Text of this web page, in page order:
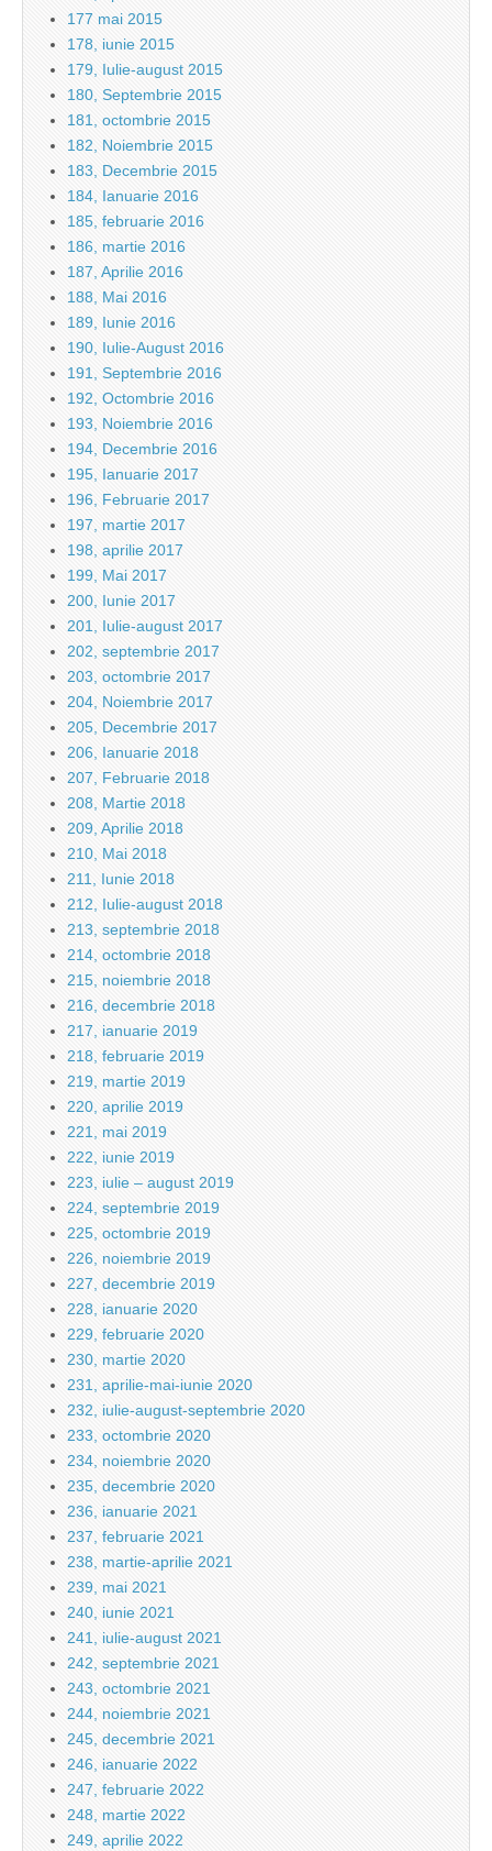
177 mai 2015
178, iunie 2015
179, Iulie-august 2015
180, Septembrie 2015
181, octombrie 2015
182, Noiembrie 2015
183, Decembrie 2015
184, Ianuarie 2016
185, februarie 2016
186, martie 2016
187, Aprilie 2016
188, Mai 2016
189, Iunie 2016
190, Iulie-August 2016
191, Septembrie 2016
192, Octombrie 2016
193, Noiembrie 2016
194, Decembrie 2016
195, Ianuarie 2017
196, Februarie 2017
197, martie 2017
198, aprilie 2017
199, Mai 2017
200, Iunie 2017
201, Iulie-august 2017
202, septembrie 2017
203, octombrie 2017
204, Noiembrie 2017
205, Decembrie 2017
206, Ianuarie 2018
207, Februarie 2018
208, Martie 2018
209, Aprilie 2018
210, Mai 2018
211, Iunie 2018
212, Iulie-august 2018
213, septembrie 2018
214, octombrie 2018
215, noiembrie 2018
216, decembrie 2018
217, ianuarie 2019
218, februarie 2019
219, martie 2019
220, aprilie 2019
221, mai 2019
222, iunie 2019
223, iulie – august 2019
224, septembrie 2019
225, octombrie 2019
226, noiembrie 2019
227, decembrie 2019
228, ianuarie 2020
229, februarie 2020
230, martie 2020
231, aprilie-mai-iunie 2020
232, iulie-august-septembrie 2020
233, octombrie 2020
234, noiembrie 2020
235, decembrie 2020
236, ianuarie 2021
237, februarie 2021
238, martie-aprilie 2021
239, mai 2021
240, iunie 2021
241, iulie-august 2021
242, septembrie 2021
243, octombrie 2021
244, noiembrie 2021
245, decembrie 2021
246, ianuarie 2022
247, februarie 2022
248, martie 2022
249, aprilie 2022